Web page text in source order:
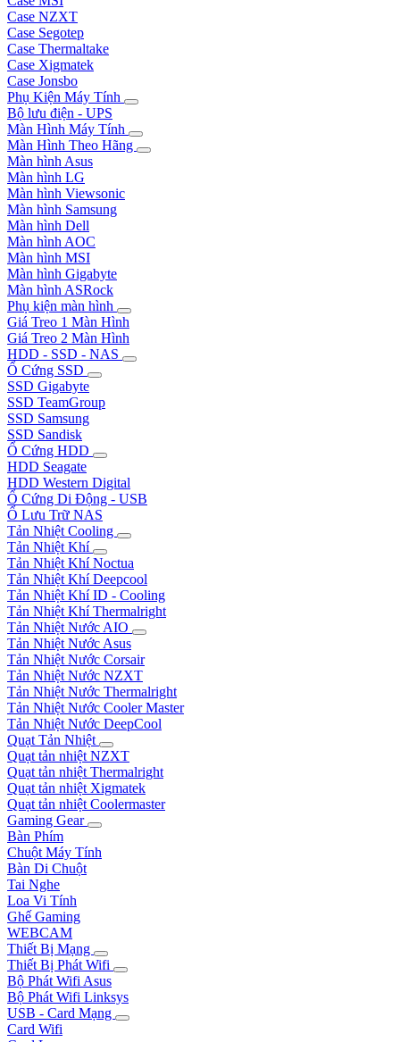
Case NZXT
Case Segotep
Case Thermaltake
Case Xigmatek
Case Jonsbo
Phụ Kiện Máy Tính
Bộ lưu điện - UPS
Màn Hình Máy Tính
Màn Hình Theo Hãng
Màn hình Asus
Màn hình LG
Màn hình Viewsonic
Màn hình Samsung
Màn hình Dell
Màn hình AOC
Màn hình MSI
Màn hình Gigabyte
Màn hình ASRock
Phụ kiện màn hình
Giá Treo 1 Màn Hình
Giá Treo 2 Màn Hình
HDD - SSD - NAS
Ổ Cứng SSD
SSD Gigabyte
SSD TeamGroup
SSD Samsung
SSD Sandisk
Ổ Cứng HDD
HDD Seagate
HDD Western Digital
Ổ Cứng Di Động - USB
Ổ Lưu Trữ NAS
Tản Nhiệt Cooling
Tản Nhiệt Khí
Tản Nhiệt Khí Noctua
Tản Nhiệt Khí Deepcool
Tản Nhiệt Khí ID - Cooling
Tản Nhiệt Khí Thermalright
Tản Nhiệt Nước AIO
Tản Nhiệt Nước Asus
Tản Nhiệt Nước Corsair
Tản Nhiệt Nước NZXT
Tản Nhiệt Nước Thermalright
Tản Nhiệt Nước Cooler Master
Tản Nhiệt Nước DeepCool
Quạt Tản Nhiệt
Quạt tản nhiệt NZXT
Quạt tản nhiệt Thermalright
Quạt tản nhiệt Xigmatek
Quạt tản nhiệt Coolermaster
Gaming Gear
Bàn Phím
Chuột Máy Tính
Bàn Di Chuột
Tai Nghe
Loa Vi Tính
Ghế Gaming
WEBCAM
Thiết Bị Mạng
Thiết Bị Phát Wifi
Bộ Phát Wifi Asus
Bộ Phát Wifi Linksys
USB - Card Mạng
Card Wifi